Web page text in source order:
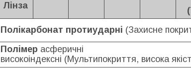
Лінза
Полікарбонат протиударні (Захисне
Полімер асферичні
високоіндексні (Мультипокриття, висока